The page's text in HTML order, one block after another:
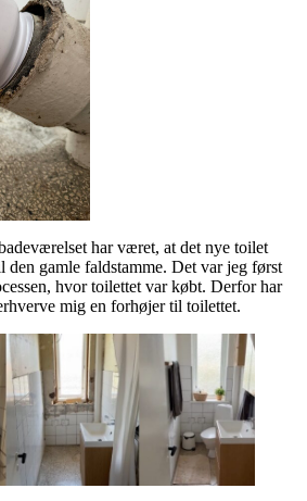
har været, at det nye toilet
gamle faldstamme. Det var jeg først
hvor toilettet var købt. Derfor har
mig en forhøjer til toilettet.